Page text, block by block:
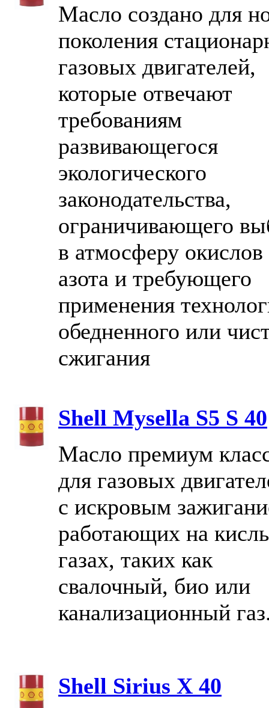
Масло создано для
поколения
газовых двигателей,
которые отвечают
требованиям
развивающегося
экологического
законодательства,
ограничивающего
в атмосферу окислов
азота и требующего
применения
обедненного или
сжигания
Shell Mysella S5 S 40
Масло премиум
для газовых
с искровым
работающих на
газах, таких как
свалочный, био или
канализационный
Shell Sirius X 40